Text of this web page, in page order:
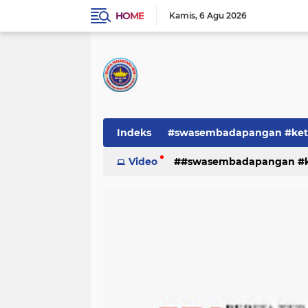
HOME Kamis 6 Agu 2026
Indeks #swasembadapangan
Pemerintah PEMERINTAHAN
Video #swasembadapangan